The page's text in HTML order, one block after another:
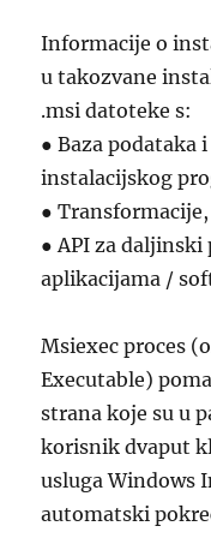
Informacije o
u takozvane
.msi datoteke s:
● Baza podataka
instalacijskog
●
● API za
aplikacijama /
Msiexec proces
Executable)
strana koje su u
korisnik dvaput
usluga Windows
automatski